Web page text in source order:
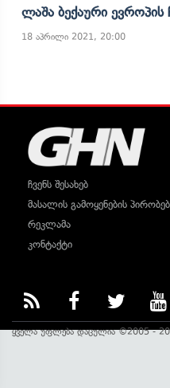
Ლაშა Ბექაური Ევროპის
18 აპრილი 2021, 20:00
ჩვენს შესახებ
მასალის გამოყენების
რეკლამა
კონტაქტი
ყველა უფლება დაცულია ©2005 -